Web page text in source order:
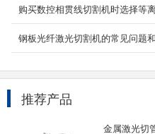
购买数控相贯线切割机时选择等
钢板光纤激光切割机的常见问题
推荐产品
台式数控等
数控等离子
金属激光切